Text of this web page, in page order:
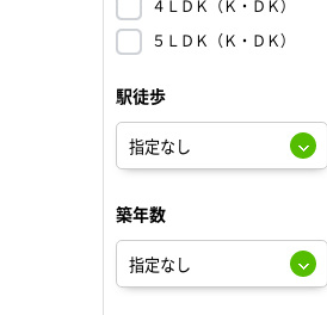
４ＬＤＫ（Ｋ・ＤＫ）
５ＬＤＫ（Ｋ・ＤＫ）
駅徒歩
築年数